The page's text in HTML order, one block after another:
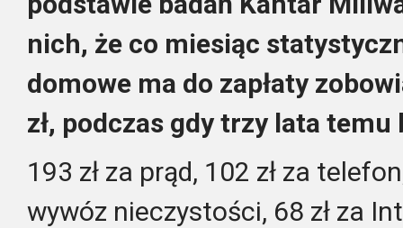
nich, że co miesiąc
domowe ma do zapłaty
zł, podczas gdy trzy lata temu
193 zł za prąd, 102 zł za
wywóz nieczystości, 68 zł za